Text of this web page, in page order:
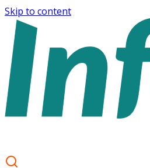
Skip to content